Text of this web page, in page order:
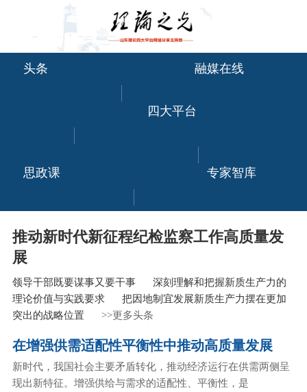
头条 融媒在线
四大平台
思政课 专家智库
推动新时代新征程纪检监察工作高质量发
展
领导干部既要谋事又要干事
深刻理解和把握新质生产力的
理论价值与实践要求
把因地制宜发展新质生产力摆在更加
突出的战略位置
>>更多头条
在增强供需适配性平衡性中推动高质量发展
新时代，我国社会主要矛盾转化，推动经济运行在供需两侧呈
现出新特征。增强供给与需求的适配性、平衡性，是